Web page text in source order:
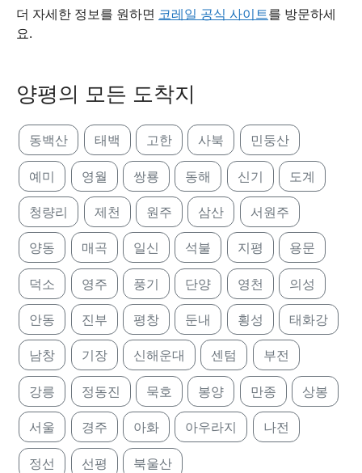
더 자세한 정보를 원하면 코레일 공식 사이트를 방문하세
요.
양평의 모든 도착지
동백산 태백 고한 사북 민둥산
예미 영월 쌍룡 동해 신기 도계
청량리 제천 원주 삼산 서원주
양동 매곡 일신 석불 지평 용문
덕소 영주 풍기 단양 영천 의성
안동 진부 평창 둔내 횡성 태화강
남창 기장 신해운대 센텀 부전
강릉 정동진 묵호 봉양 만종 상봉
서울 경주 아화 아우라지 나전
정선 선평 북울산